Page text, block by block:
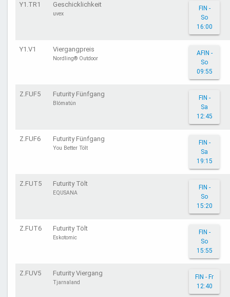
Y1.TR1 Geschicklichkeit
uvex
FIN -
So
16:00
Y1.V1 Viergangpreis
Nordling® Outdoor
AFIN -
So
09:55
Z.FUF5 Futurity Fünfgang
Blómatún
FIN -
Sa
12:45
Z.FUF6 Futurity Fünfgang
You Better Tölt
FIN -
Sa
19:15
Z.FUT5 Futurity Tölt
EQUSANA
FIN -
So
15:20
Z.FUT6 Futurity Tölt
Eskotomic
FIN -
So
15:55
Z.FUV5 Futurity Viergang
Tjarnaland
FIN - Fr
12:40